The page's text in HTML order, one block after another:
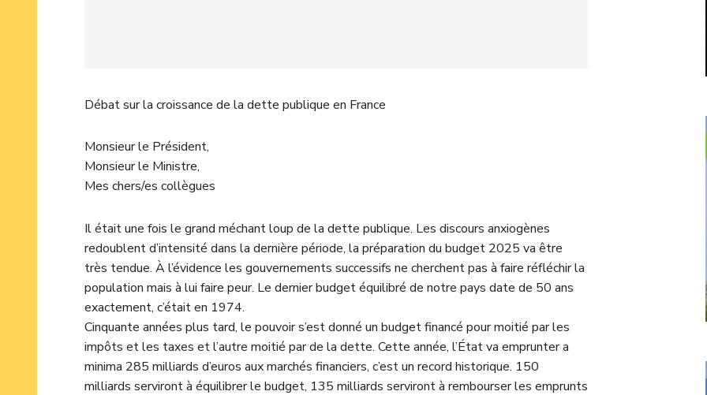
Débat sur la croissance de la dette publique en France
Monsieur le Président,
Monsieur le Ministre,
Mes chers/es collègues
Il était une fois le grand méchant loup de la dette publique. Les discours anxiogènes
redoublent d’intensité dans la dernière période, la préparation du budget 2025 va être
très tendue. À l’évidence les gouvernements successifs ne cherchent pas à faire réfléchir la
population mais à lui faire peur. Le dernier budget équilibré de notre pays date de 50 ans
exactement, c’était en 1974.
Cinquante années plus tard, le pouvoir s’est donné un budget financé pour moitié par les
impôts et les taxes et l’autre moitié par de la dette. Cette année, l’État va emprunter a
minima 285 milliards d’euros aux marchés financiers, c’est un record historique. 150
milliards serviront à équilibrer le budget, 135 milliards serviront à rembourser les emprunts